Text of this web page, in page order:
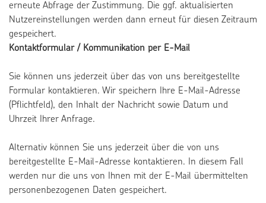
erneute Abfrage der Zustimmung. Die ggf. aktualisierten
Nutzereinstellungen werden dann erneut für diesen Zeitraum
gespeichert.
Kontaktformular / Kommunikation per E-Mail
Sie können uns jederzeit über das von uns bereitgestellte
Formular kontaktieren. Wir speichern Ihre E-Mail-Adresse
(Pflichtfeld), den Inhalt der Nachricht sowie Datum und
Uhrzeit Ihrer Anfrage.
Alternativ können Sie uns jederzeit über die von uns
bereitgestellte E-Mail-Adresse kontaktieren. In diesem Fall
werden nur die uns von Ihnen mit der E-Mail übermittelten
personenbezogenen Daten gespeichert.